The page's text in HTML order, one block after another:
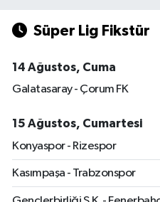
Süper Lig Fikstür
14 Ağustos, Cuma
Galatasaray - Çorum FK
15 Ağustos, Cumartesi
Konyaspor - Rizespor
Kasımpaşa - Trabzonspor